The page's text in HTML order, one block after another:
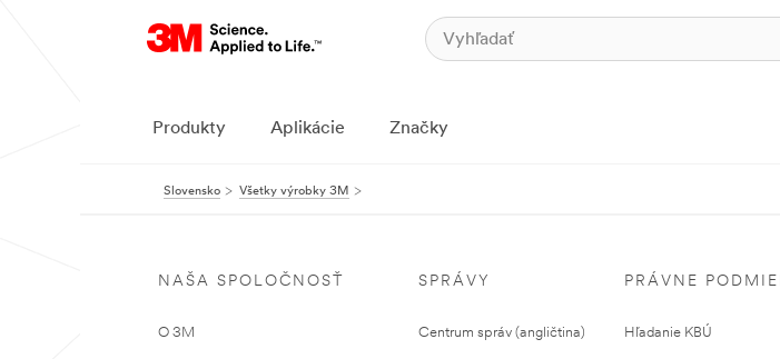
Produkty Aplikácie Značky
Slovensko Všetky výrobky 3M
NAŠA SPOLOČNOSŤ
O 3M
SPRÁVY
Centrum správ (angličtina)
PRÁVNE
Hľadanie KBÚ